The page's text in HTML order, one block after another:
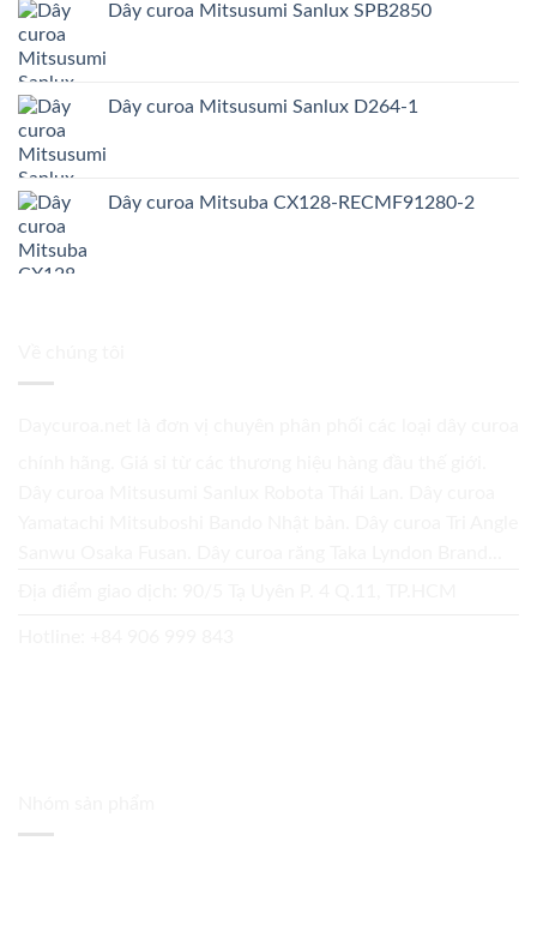
Dây curoa Mitsusumi Sanlux SPB2850
Dây curoa Mitsusumi Sanlux D264-1
Dây curoa Mitsuba CX128-RECMF91280-2